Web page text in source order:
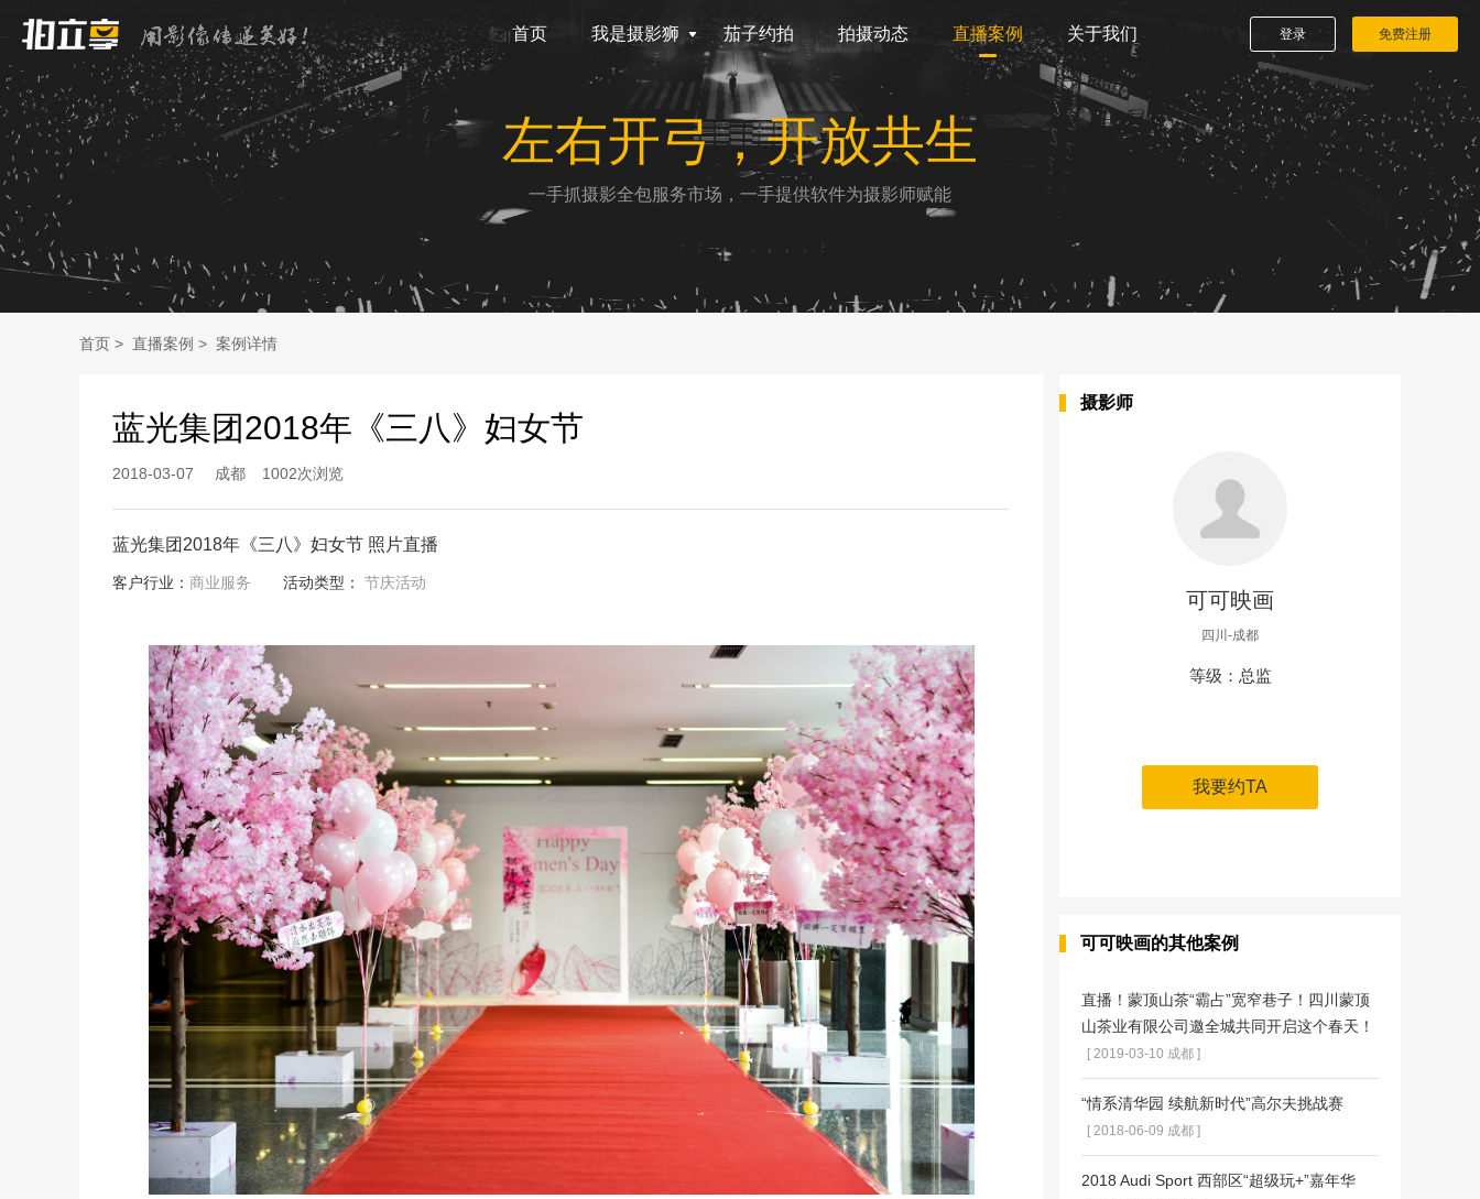
首页 我是摄影狮 茄子约拍 拍摄动态 直播案例 关于我们 登录 免费注册
左右开弓，开放共生
一手抓摄影全包服务市场，一手提供软件为摄影师赋能
首页 > 直播案例 > 案例详情
蓝光集团2018年《三八》妇女节
2018-03-07 成都 1002次浏览
蓝光集团2018年《三八》妇女节 照片直播
客户行业： 商业服务 活动类型： 节庆活动
摄影师
可可映画
四川-成都
等级：总监
我要约TA
可可映画的其他案例
直播！蒙顶山茶“霸占”宽窄巷子！四川蒙顶
山茶业有限公司邀全城共同开启这个春天！
[ 2019-03-10 成都 ]
“情系清华园 续航新时代”高尔夫挑战赛
[ 2018-06-09 成都 ]
2018 Audi Sport 西部区“超级玩+”嘉年华